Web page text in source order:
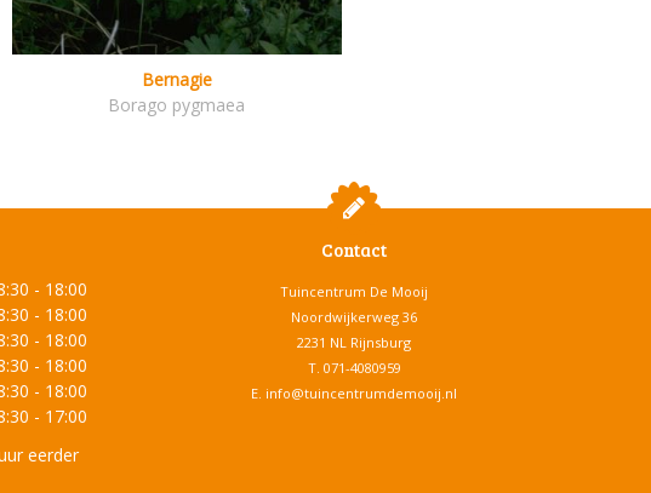
Bernagie
Borago pygmaea
- 18:00
- 18:00
- 18:00
- 18:00
- 18:00
- 17:00
eerder
Contact
Tuincentrum De Mooij
Noordwijkerweg 36
2231 NL Rijnsburg
T. 071-4080959
E. info@tuincentrumdemooij.nl